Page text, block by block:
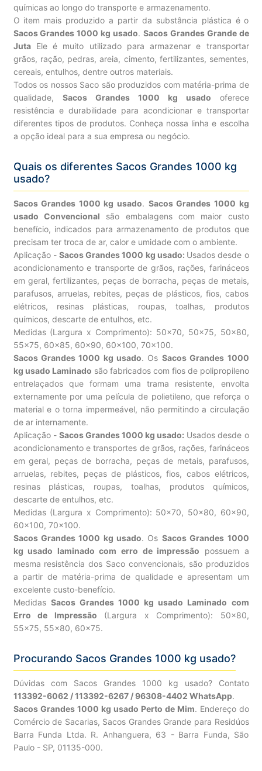
químicas ao longo do transporte e armazenamento.
O item mais produzido a partir da substância plástica é o
Sacos Grandes 1000 kg usado. Sacos Grandes Grande de
JutaEle é muito utilizado para armazenar e transportar
grãos, ração, pedras, areia, cimento, fertilizantes, sementes,
cereais, entulhos, dentre outros materiais.
Todos os nossos Saco são produzidos com matéria-prima de
qualidade, Sacos Grandes 1000 kg usado oferece
resistência e durabilidade para acondicionar e transportar
diferentes tipos de produtos. Conheça nossa linha e escolha
a opção ideal para a sua empresa ou negócio.
Quais os diferentes Sacos Grandes 1000 kg
usado?
Sacos Grandes 1000 kg usado. Sacos Grandes 1000 kg
usado Convencional são embalagens com maior custo
benefício, indicados para armazenamento de produtos que
precisam ter troca de ar, calor e umidade com o ambiente.
Aplicação - Sacos Grandes 1000 kg usado: Usados desde o
acondicionamento e transporte de grãos, rações, farináceos
em geral, fertilizantes, peças de borracha, peças de metais,
parafusos, arruelas, rebites, peças de plásticos, fios, cabos
elétricos, resinas plásticas, roupas, toalhas, produtos
químicos, descarte de entulhos, etc.
Medidas (Largura x Comprimento): 50×70, 50×75, 50×80,
55×75, 60×85, 60×90, 60×100, 70×100.
Sacos Grandes 1000 kg usado. Os Sacos Grandes 1000
kg usado Laminado são fabricados com fios de polipropileno
entrelaçados que formam uma trama resistente, envolta
externamente por uma película de polietileno, que reforça o
material e o torna impermeável, não permitindo a circulação
de ar internamente.
Aplicação - Sacos Grandes 1000 kg usado: Usados desde o
acondicionamento e transportes de grãos, rações, farináceos
em geral, peças de borracha, peças de metais, parafusos,
arruelas, rebites, peças de plásticos, fios, cabos elétricos,
resinas plásticas, roupas, toalhas, produtos químicos,
descarte de entulhos, etc.
Medidas (Largura x Comprimento): 50×70, 50×80, 60×90,
60×100, 70×100.
Sacos Grandes 1000 kg usado. Os Sacos Grandes 1000
kg usado laminado com erro de impressão possuem a
mesma resistência dos Saco convencionais, são produzidos
a partir de matéria-prima de qualidade e apresentam um
excelente custo-benefício.
Medidas Sacos Grandes 1000 kg usado Laminado com
Erro de Impressão (Largura x Comprimento): 50×80,
55×75, 55×80, 60×75.
Procurando Sacos Grandes 1000 kg usado?
Dúvidas com Sacos Grandes 1000 kg usado? Contato
113392-6062 / 113392-6267 / 96308-4402 WhatsApp.
Sacos Grandes 1000 kg usado Perto de Mim. Endereço do
Comércio de Sacarias, Sacos Grandes Grande para Residúos
Barra Funda Ltda. R. Anhanguera, 63 - Barra Funda, São
Paulo - SP, 01135-000.